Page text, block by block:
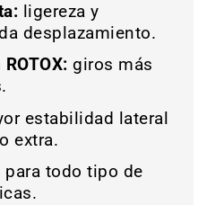
ligereza y
desplazamiento.
giros más
estabilidad lateral
extra.
para todo tipo de